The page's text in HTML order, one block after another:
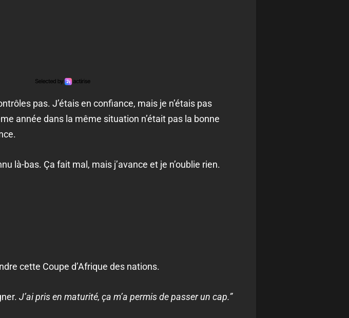
pas. J’étais en confiance, mais je n’étais pas
année dans la même situation n’était pas la bonne
là-bas. Ça fait mal, mais j’avance et je n’oublie rien.
cette Coupe d’Afrique des nations.
J’ai pris en maturité, ça m’a permis de passer un cap.”